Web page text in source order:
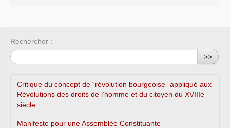
Rechercher :
>>
Critique du concept de “révolution bourgeoise” appliqué aux
Révolutions des droits de l’homme et du citoyen du XVIIIe
siècle
Manifeste pour une Assemblée Constituante